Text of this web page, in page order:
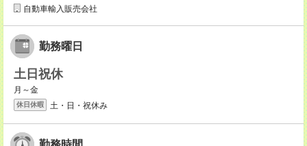
自動車輸入販売会社
勤務曜日
土日祝休
月～金
休日休暇 土・日・祝休み